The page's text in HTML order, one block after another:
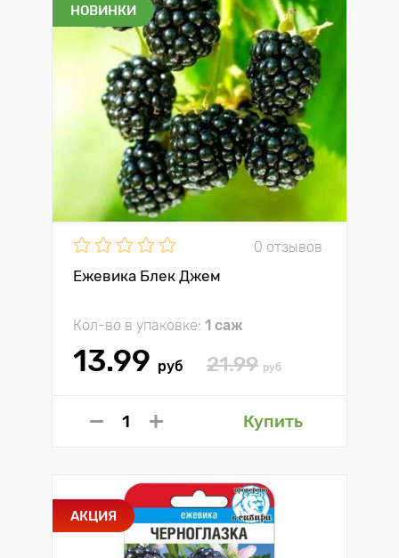
НОВИНКИ
0 отзывов
Ежевика Блек Джем
Кол-во в упаковке: 1 саж
13.99 руб 21.99 руб
Купить
АКЦИЯ